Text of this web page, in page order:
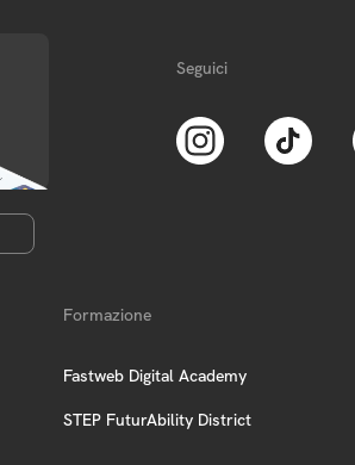
Seguici
Formazione
Fastweb Digital Academy
STEP FuturAbility District